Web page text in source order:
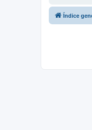
Índice